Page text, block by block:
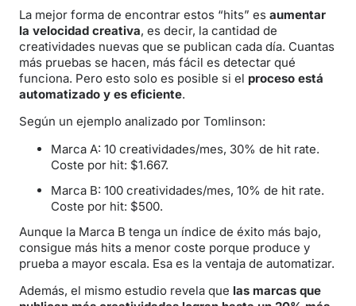
La mejor forma de encontrar estos “hits” es aumentar
la velocidad creativa, es decir, la cantidad de
creatividades nuevas que se publican cada día. Cuantas
más pruebas se hacen, más fácil es detectar qué
funciona. Pero esto solo es posible si el proceso está
automatizado y es eficiente.
Según un ejemplo analizado por Tomlinson:
Marca A: 10 creatividades/mes, 30% de hit rate.
Coste por hit: $1.667.
Marca B: 100 creatividades/mes, 10% de hit rate.
Coste por hit: $500.
Aunque la Marca B tenga un índice de éxito más bajo,
consigue más hits a menor coste porque produce y
prueba a mayor escala. Esa es la ventaja de automatizar.
Además, el mismo estudio revela que las marcas que